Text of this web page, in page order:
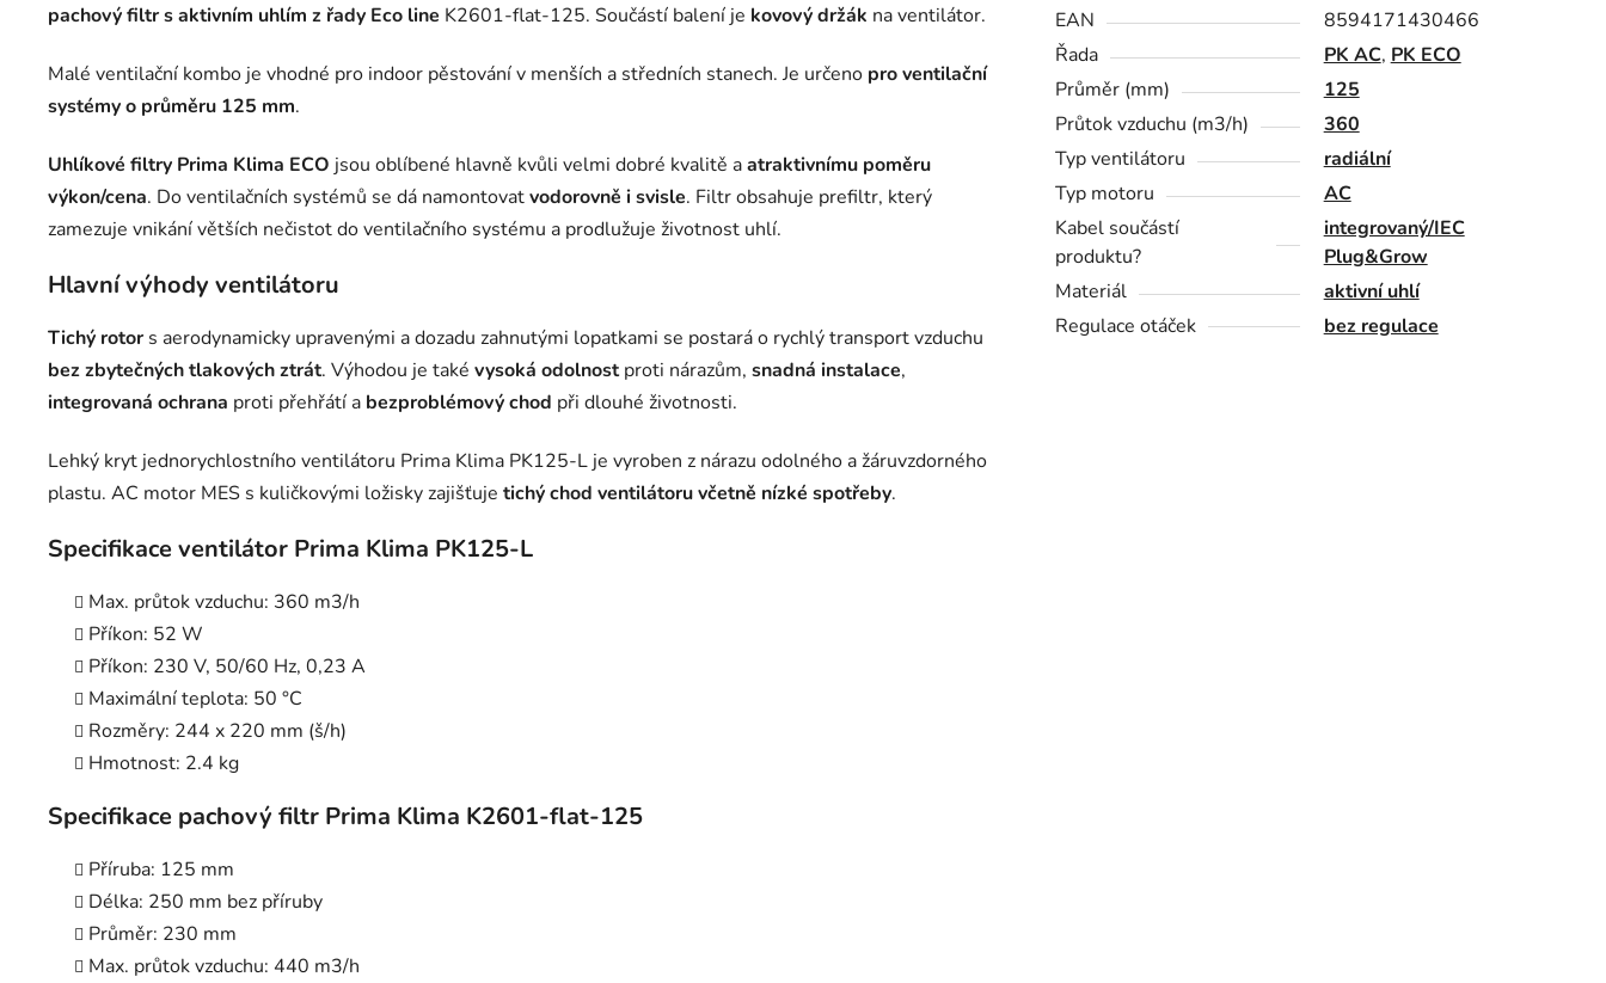
pachový filtr s aktivním uhlím z řady Eco line K2601-flat-125. Součástí balení je kovový držák na ventilátor.
Malé ventilační kombo je vhodné pro indoor pěstování v menších a středních stanech. Je určeno pro ventilační
systémy o průměru 125 mm.
Uhlíkové filtry Prima Klima ECO jsou oblíbené hlavně kvůli velmi dobré kvalitě aatraktivnímu poměru
výkon/cena. Do ventilačních systémů se dá namontovatvodorovně i svisle. Filtr obsahuje prefiltr, který
zamezuje vnikání větších nečistot do ventilačního systému a prodlužuje životnost uhlí.
Hlavní výhody ventilátoru
Tichý rotor s aerodynamicky upravenými a dozadu zahnutými lopatkami se postará o rychlý transport vzduchu
bez zbytečných tlakových ztrát. Výhodou je také vysoká odolnostproti nárazům, snadná instalace,
integrovaná ochrana proti přehřátí a bezproblémový chod při dlouhé životnosti.
Lehký kryt jednorychlostního ventilátoru Prima Klima PK125-L je vyroben z nárazu odolného a žáruvzdorného
plastu. AC motor MES s kuličkovými ložisky zajišťuje tichý chod ventilátoru včetně nízké spotřeby.
Specifikace ventilátor Prima Klima PK125-L
Max. průtok vzduchu: 360 m3/h
Příkon: 52 W
Příkon: 230 V, 50/60 Hz, 0,23 A
Maximální teplota: 50 °C
Rozměry: 244 x 220 mm (š/h)
Hmotnost: 2.4 kg
Specifikace pachový filtr Prima Klima K2601-flat-125
Příruba: 125 mm
Délka: 250 mm bez příruby
Průměr: 230 mm
Max. průtok vzduchu: 440 m3/h
EAN
8594171430466
Řada
PK AC, PK ECO
Průměr (mm)
125
Průtok vzduchu (m3/h)
360
Typ ventilátoru
radiální
Typ motoru
AC
Kabel součástí
produktu?
integrovaný/IEC
Plug&Grow
Materiál
aktivní uhlí
Regulace otáček
bez regulace